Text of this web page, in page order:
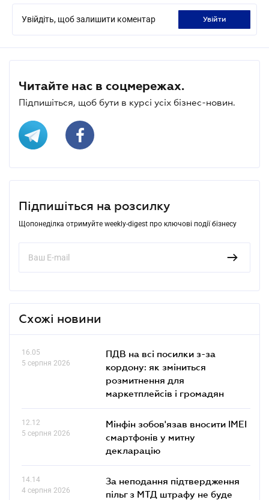
Увійдіть, щоб залишити коментар увійти
Читайте нас в соцмережах.
Підпишіться, щоб бути в курсі усіх бізнес-новин.
Підпишіться на розсилку
Щопонеділка отримуйте weekly-digest про ключові події бізнесу
Схожі новини
16.05
5 серпня 2026
ПДВ на всі посилки з-за
кордону: як зміниться
розмитнення для
маркетплейсів і громадян
12.12
5 серпня 2026
Мінфін зобов'язав вносити IMEI
смартфонів у митну
декларацію
14.14
4 серпня 2026
За неподання підтвердження
пільг з МТД штрафу не буде